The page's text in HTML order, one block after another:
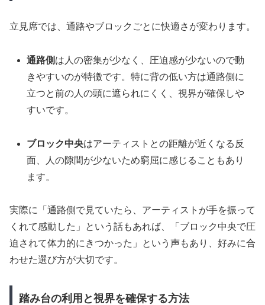
立見席では、通路やブロックごとに快適さが変わります。
通路側 は人の密集が少なく、圧迫感が少ないので動
きやすいのが特徴です。特に背の低い方は通路側に
立つと前の人の頭に遮られにくく、視界が確保しや
すいです。
ブロック中央はアーティストとの距離が近くなる反
面、人の隙間が少ないため窮屈に感じることもあり
ます。
実際に「通路側で見ていたら、アーティストが手を振って
くれて感動した」という話もあれば、「ブロック中央で圧
迫されて体力的にきつかった」という声もあり、好みに合
わせた選び方が大切です。
踏み台の利用と視界を確保する方法